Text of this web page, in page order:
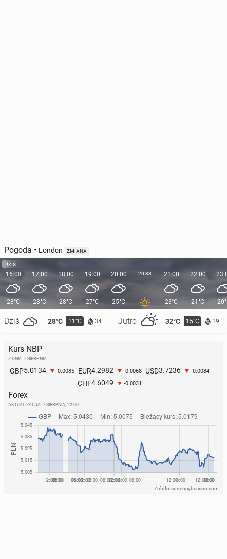
Pogoda • London ZMIANA
Dziś
16:00
28°C
Dziś 28°C 11°C 34 Jutro 32°C 15°C 19
17:00
28°C
18:00
28°C
19:00
27°C
20:00
25°C
20:38 21:00
23°C
22:00
21°C
Kurs NBP
Z DNIA: 7 SIERPNIA
GBP5.0134 -0.0085 EUR4.2982 -0.0068 USD3.7236 -0.0084
CHF4.6049 -0.0031
Forex
AKTUALIZACJA: 7 SIERPNIA, 22:00
Źródło: currencybeacon.com